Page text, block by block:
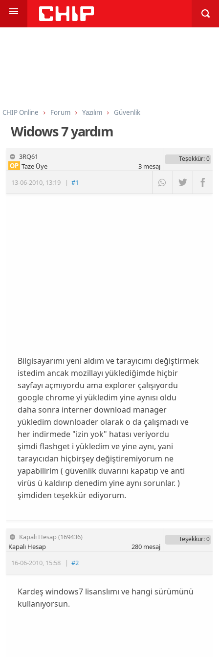
CHIP Online Forum Yazılım Güvenlik
Widows 7 yardım
3RQ61
13-06-2010, 13:19 |#1
OP Taze Üye
Teşekkür: 0
3mesaj
Bilgisayarımı yeni aldım ve tarayıcımı değiştirmek
istedim ancak mozillayı yüklediğimde hiçbir
sayfayı açmıyordu ama explorer çalışıyordu
google chrome yi yükledim yine aynısı oldu
daha sonra interner download manager
yükledim downloader olarak o da çalışmadı ve
her indirmede "izin yok" hatası veriyordu
şimdi flashget i yükledim ve yine aynı, yani
tarayıcıdan hiçbirşey değiştiremiyorum ne
yapabilirim ( güvenlik duvarını kapatıp ve anti
virüs ü kaldırıp denedim yine aynı sorunlar. )
şimdiden teşekkür ediyorum.
Kapalı Hesap (169436)
16-06-2010, 15:58 |#2
Kapalı Hesap
Teşekkür: 0
280mesaj
Kardeş windows7 lisanslımı ve hangi sürümünü
kullanıyorsun.